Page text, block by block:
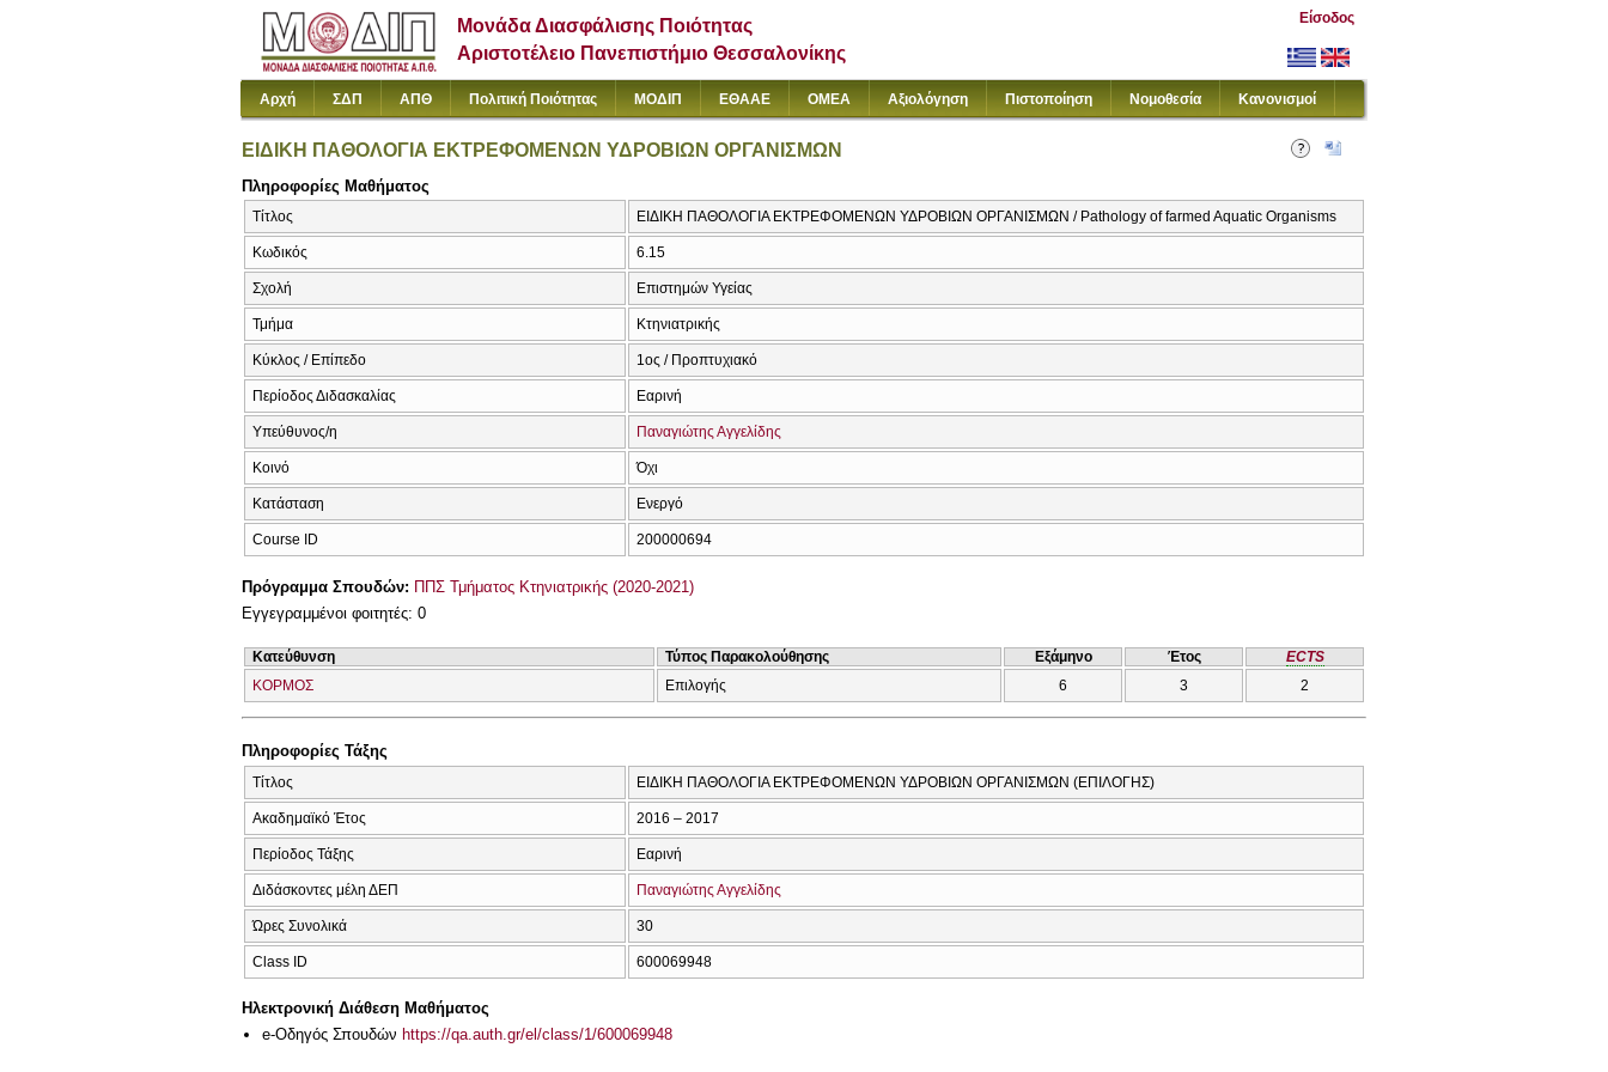
Μονάδα Διασφάλισης Ποιότητας
Αριστοτέλειο Πανεπιστήμιο Θεσσαλονίκης
Είσοδος
Αρχή ΣΔΠ ΑΠΘ Πολιτική Ποιότητας ΜΟΔΙΠ ΕΘΑΑΕ ΟΜΕΑ Αξιολόγηση Πιστοποίηση Νομοθεσία Κανονισμοί
ΕΙΔΙΚΗ ΠΑΘΟΛΟΓΙΑ ΕΚΤΡΕΦΟΜΕΝΩΝ ΥΔΡΟΒΙΩΝ ΟΡΓΑΝΙΣΜΩΝ
Πληροφορίες Μαθήματος
Τίτλος ΕΙΔΙΚΗ ΠΑΘΟΛΟΓΙΑ ΕΚΤΡΕΦΟΜΕΝΩΝ ΥΔΡΟΒΙΩΝ ΟΡΓΑΝΙΣΜΩΝ / Pathology of farmed Aquatic Organisms
Κωδικός 6.15
Σχολή Επιστημών Υγείας
Τμήμα Κτηνιατρικής
Κύκλος / Επίπεδο 1ος / Προπτυχιακό
Περίοδος Διδασκαλίας Εαρινή
Υπεύθυνος/η Παναγιώτης Αγγελίδης
Κοινό Όχι
Κατάσταση Ενεργό
Course ID 200000694
Πρόγραμμα Σπουδών: ΠΠΣ Τμήματος Κτηνιατρικής (2020-2021)
Εγγεγραμμένοι φοιτητές: 0
Κατεύθυνση Τύπος Παρακολούθησης Εξάμηνο Έτος
ECTS
ΚΟΡΜΟΣ
Επιλογής 6 3 2
Πληροφορίες Τάξης
Τίτλος ΕΙΔΙΚΗ ΠΑΘΟΛΟΓΙΑ ΕΚΤΡΕΦΟΜΕΝΩΝ ΥΔΡΟΒΙΩΝ ΟΡΓΑΝΙΣΜΩΝ (ΕΠΙΛΟΓΗΣ)
Ακαδημαϊκό Έτος 2016 – 2017
Περίοδος Τάξης Εαρινή
Διδάσκοντες μέλη ΔΕΠ Παναγιώτης Αγγελίδης
Ώρες Συνολικά 30
Class ID 600069948
Ηλεκτρονική Διάθεση Μαθήματος
e-Οδηγός Σπουδών https://qa.auth.gr/el/class/1/600069948